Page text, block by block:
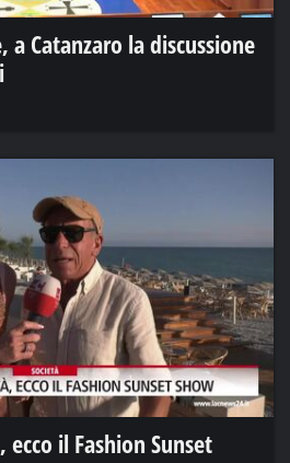
a Catanzaro la discussione
il Fashion Sunset